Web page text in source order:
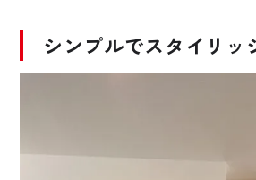
シンプルでスタイリッ